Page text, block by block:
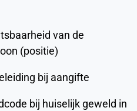
van de
(positie)
bij aangifte
bij huiselijk geweld in